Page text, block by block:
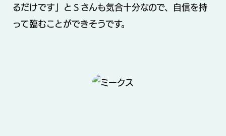
るだけです」とＳさんも気合十分なので、自信を持
って臨むことができそうです。